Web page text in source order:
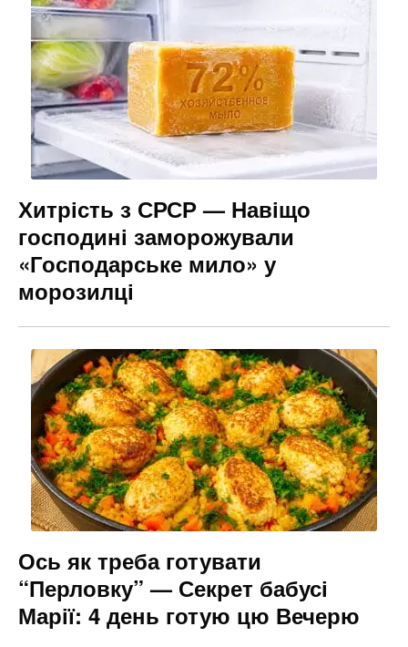
Хитрість з СРСР — Навіщо
господині заморожували
«Господарське мило» у
морозилці
Ось як треба готувати
“Перловку” — Секрет бабусі
Марії: 4 день готую цю Вечерю